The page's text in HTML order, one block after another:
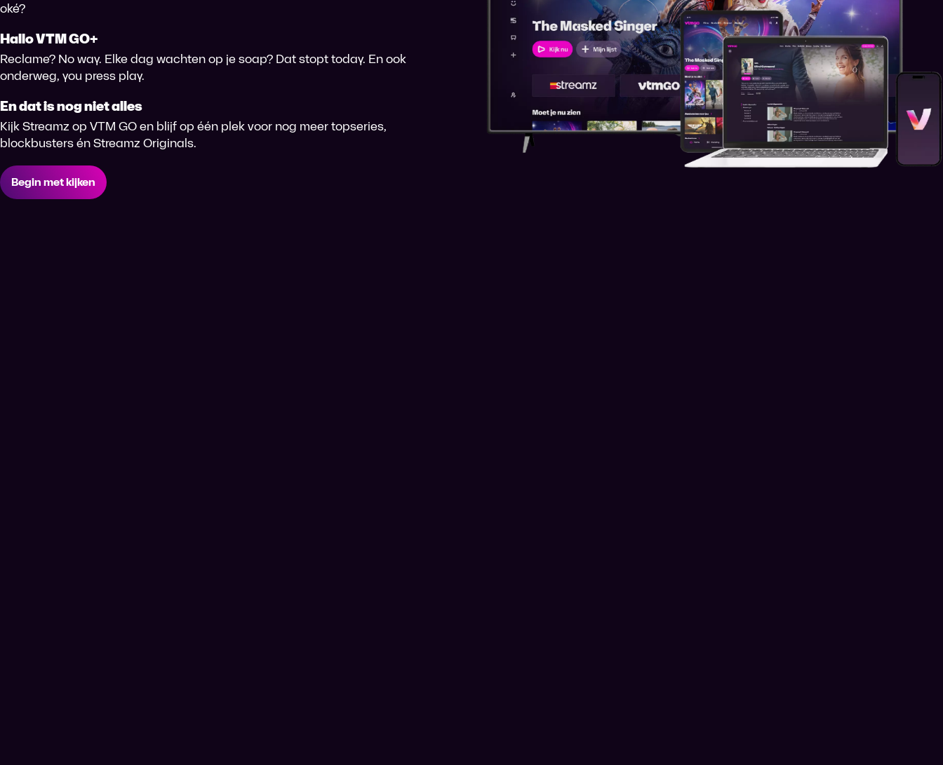
oké?
Hallo VTM GO+
Reclame? No way. Elke dag wachten op je soap? Dat stopt today. En ook
onderweg, you press play.
En dat is nog niet alles
Kijk Streamz op VTM GO en blijf op één plek voor nog meer topseries,
blockbusters én Streamz Originals.
Begin met kijken